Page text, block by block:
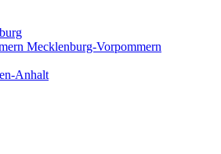
Mecklenburg-Vorpommern
Anhalt